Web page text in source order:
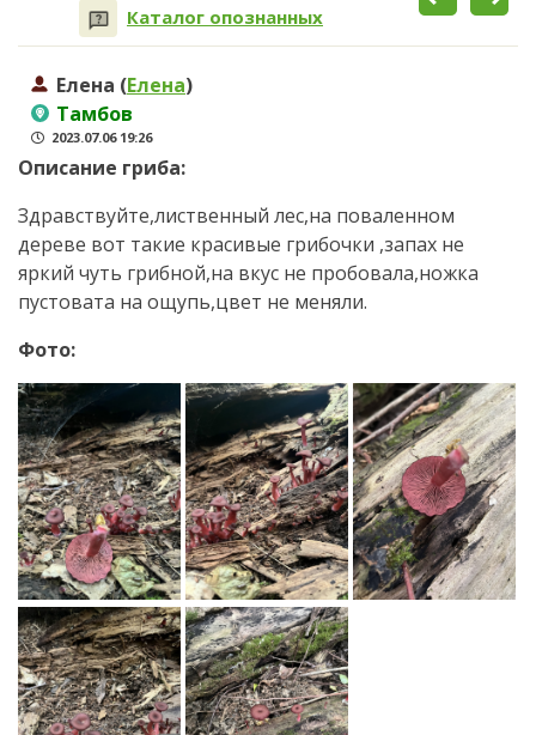
Каталог опознанных
Елена (Елена)
Тамбов
2023.07.06 19:26
Описание гриба:
Здравствуйте,лиственный лес,на поваленном
дереве вот такие красивые грибочки ,запах не
яркий чуть грибной,на вкус не пробовала,ножка
пустовата на ощупь,цвет не меняли.
Фото: